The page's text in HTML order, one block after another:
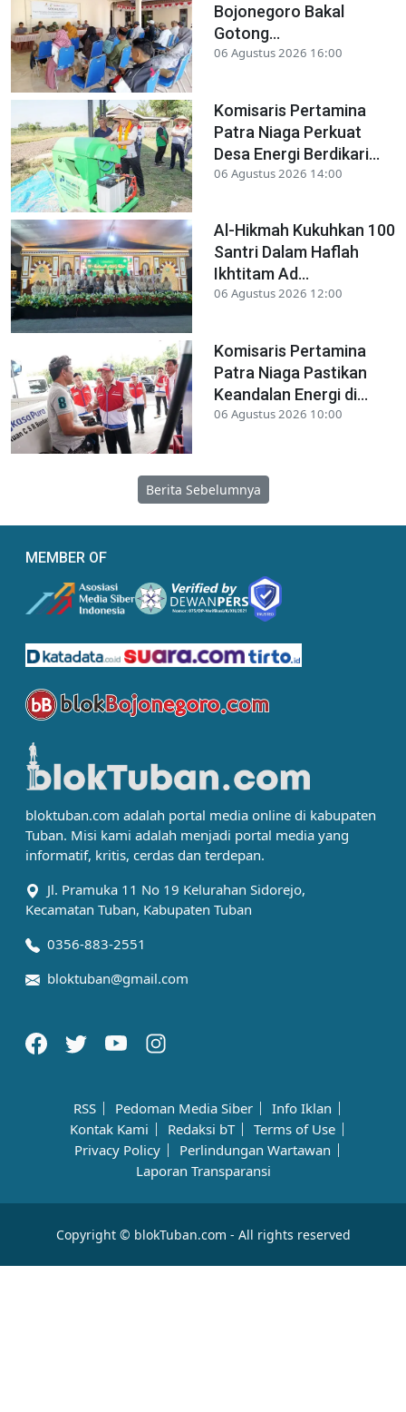
Bojonegoro Bakal
Gotong...
06 Agustus 2026 16:00
Komisaris Pertamina
Patra Niaga Perkuat
Desa Energi Berdikari...
06 Agustus 2026 14:00
Al-Hikmah Kukuhkan 100
Santri Dalam Haflah
Ikhtitam Ad...
06 Agustus 2026 12:00
Komisaris Pertamina
Patra Niaga Pastikan
Keandalan Energi di...
06 Agustus 2026 10:00
Berita Sebelumnya
MEMBER OF
bloktuban.com adalah portal media online di kabupaten
Tuban. Misi kami adalah menjadi portal media yang
informatif, kritis, cerdas dan terdepan.
Jl. Pramuka 11 No 19 Kelurahan Sidorejo,
Kecamatan Tuban, Kabupaten Tuban
0356-883-2551
bloktuban@gmail.com
RSS Pedoman Media Siber
Info Iklan
Kontak Kami
Redaksi bT
Terms of Use
Privacy Policy
Perlindungan Wartawan
Laporan Transparansi
Copyright © blokTuban.com - All rights reserved